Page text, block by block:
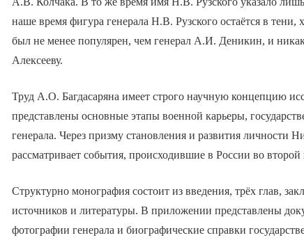
наше время фигура генерала Н.В. Рузского остаётся в
был не менее популярен, чем генерал А.И. Деникин, и
Алексееву.
Труд А.О. Багдасаряна имеет строго научную концепцию
представлены основные этапы военной карьеры,
генерала. Через призму становления и развития личности
рассматривает события, происходившие в России во
Структурно монография состоит из введения, трёх глав,
источников и литературы. В приложении представлены
фотографии генерала и биографические справки